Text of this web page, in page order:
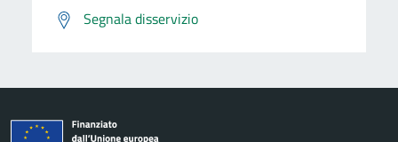
Segnala disservizio